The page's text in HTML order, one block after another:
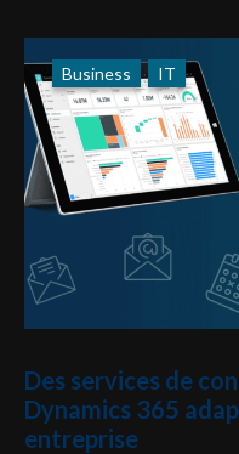
Business IT
Des services de
Dynamics 365
entreprise